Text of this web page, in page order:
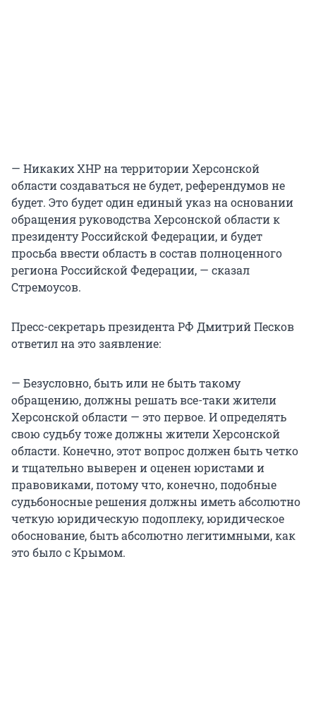
— Никаких ХНР на территории Херсонской
области создаваться не будет, референдумов не
будет. Это будет один единый указ на основании
обращения руководства Херсонской области к
президенту Российской Федерации, и будет
просьба ввести область в состав полноценного
региона Российской Федерации, — сказал
Стремоусов.
Пресс-секретарь президента РФ Дмитрий Песков
ответил на это заявление:
— Безусловно, быть или не быть такому
обращению, должны решать все-таки жители
Херсонской области — это первое. И определять
свою судьбу тоже должны жители Херсонской
области. Конечно, этот вопрос должен быть четко
и тщательно выверен и оценен юристами и
правовиками, потому что, конечно, подобные
судьбоносные решения должны иметь абсолютно
четкую юридическую подоплеку, юридическое
обоснование, быть абсолютно легитимными, как
это было с Крымом.